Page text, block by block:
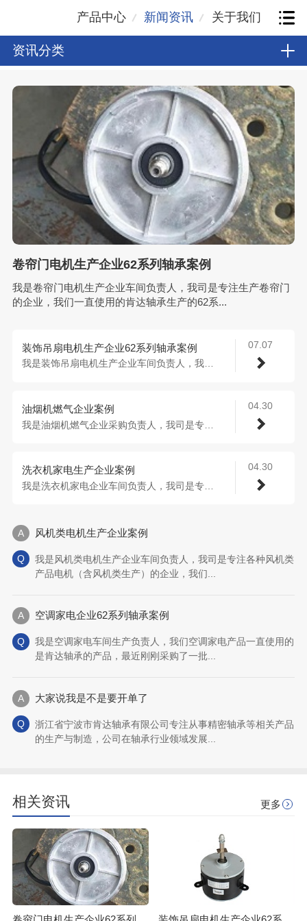
产品中心 新闻资讯 关于我们
资讯分类
卷帘门电机生产企业62系列轴承案例
我是卷帘门电机生产企业车间负责人，我司是专注生产卷帘门
的企业，我们一直使用的肯达轴承生产的62系...
07.07
装饰吊扇电机生产企业62系列轴承案例
我是装饰吊扇电机生产企业车间负责人，我司...
04.30
油烟机燃气企业案例
我是油烟机燃气企业采购负责人，我司是专注...
04.30
洗衣机家电生产企业案例
我是洗衣机家电企业车间负责人，我司是专注...
风机类电机生产企业案例
我是风机类电机生产企业车间负责人，我司是专注各种风机类
产品电机（含风机类生产）的企业，我们...
空调家电企业62系列轴承案例
我是空调家电车间生产负责人，我们空调家电产品一直使用的
是肯达轴承的产品，最近刚刚采购了一批...
大家说我是不是要开单了
浙江省宁波市肯达轴承有限公司专注从事精密轴承等相关产品
的生产与制造，公司在轴承行业领域发展...
相关资讯 更多